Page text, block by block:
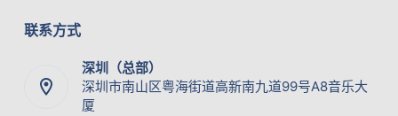
联系方式
深圳（总部）
深圳市南山区粤海街道高新南九道99号A8音乐大
厦